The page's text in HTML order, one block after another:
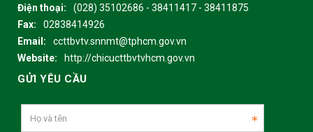
Điện thoại:
(028) 35102686 - 38411417 - 38411875
Fax:
02838414926
Email:
ccttbvtv.snnmt@tphcm.gov.vn
Website:
http://chicucttbvtvhcm.gov.vn
GỬI YÊU CẦU